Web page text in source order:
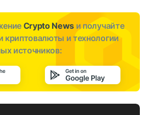
Crypto News и получайте
криптовалюты и технологии
источников: